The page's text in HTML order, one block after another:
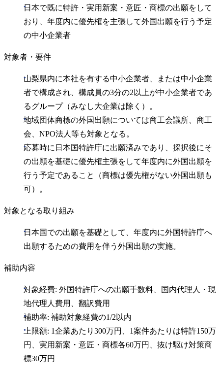
日本で既に特許・実用新案・意匠・商標の出願をして
おり、年度内に優先権を主張して外国出願を行う予定
の中小企業者
対象者・要件
山梨県内に本社を有する中小企業者、または中小企業
者で構成され、構成員の3分の2以上が中小企業者であ
るグループ（みなし大企業は除く）。
地域団体商標の外国出願については商工会議所、商工
会、NPO法人等も対象となる。
応募時に日本国特許庁に出願済みであり、採択後にそ
の出願を基礎に優先権主張をして年度内に外国出願を
行う予定であること（商標は優先権がない外国出願も
可）。
対象となる取り組み
日本国での出願を基礎として、年度内に外国特許庁へ
出願するための費用を伴う外国出願の実施。
補助内容
対象経費: 外国特許庁への出願手数料、国内代理人・現
地代理人費用、翻訳費用
補助率: 補助対象経費の1/2以内
上限額: 1企業あたり300万円、1案件あたりは特許150万
円、実用新案・意匠・商標各60万円、抜け駆け対策商
標30万円